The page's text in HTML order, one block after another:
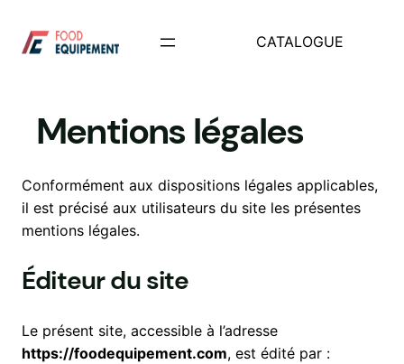
CATALOGUE
Mentions légales
Conformément aux dispositions légales applicables,
il est précisé aux utilisateurs du site les présentes
mentions légales.
Éditeur du site
Le présent site, accessible à l’adresse
https://foodequipement.com, est édité par :